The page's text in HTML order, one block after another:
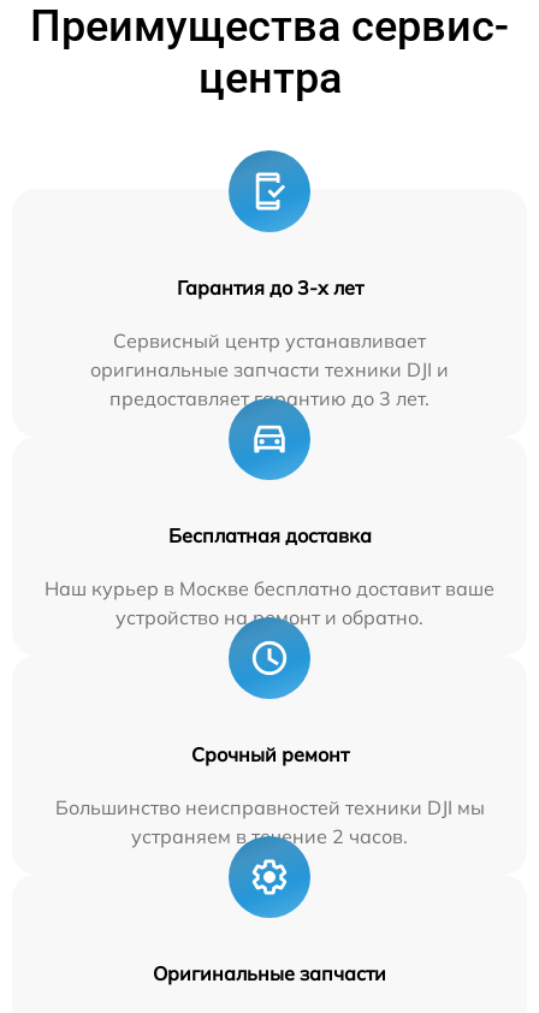
Преимущества сервис-
центра
Гарантия до 3-х лет
Сервисный центр устанавливает
оригинальные запчасти техники DJI и
предоставляет гарантию до 3 лет.
Бесплатная доставка
Наш курьер в Москве бесплатно доставит ваше
устройство на ремонт и обратно.
Срочный ремонт
Большинство неисправностей техники DJI мы
устраняем в течение 2 часов.
Оригинальные запчасти